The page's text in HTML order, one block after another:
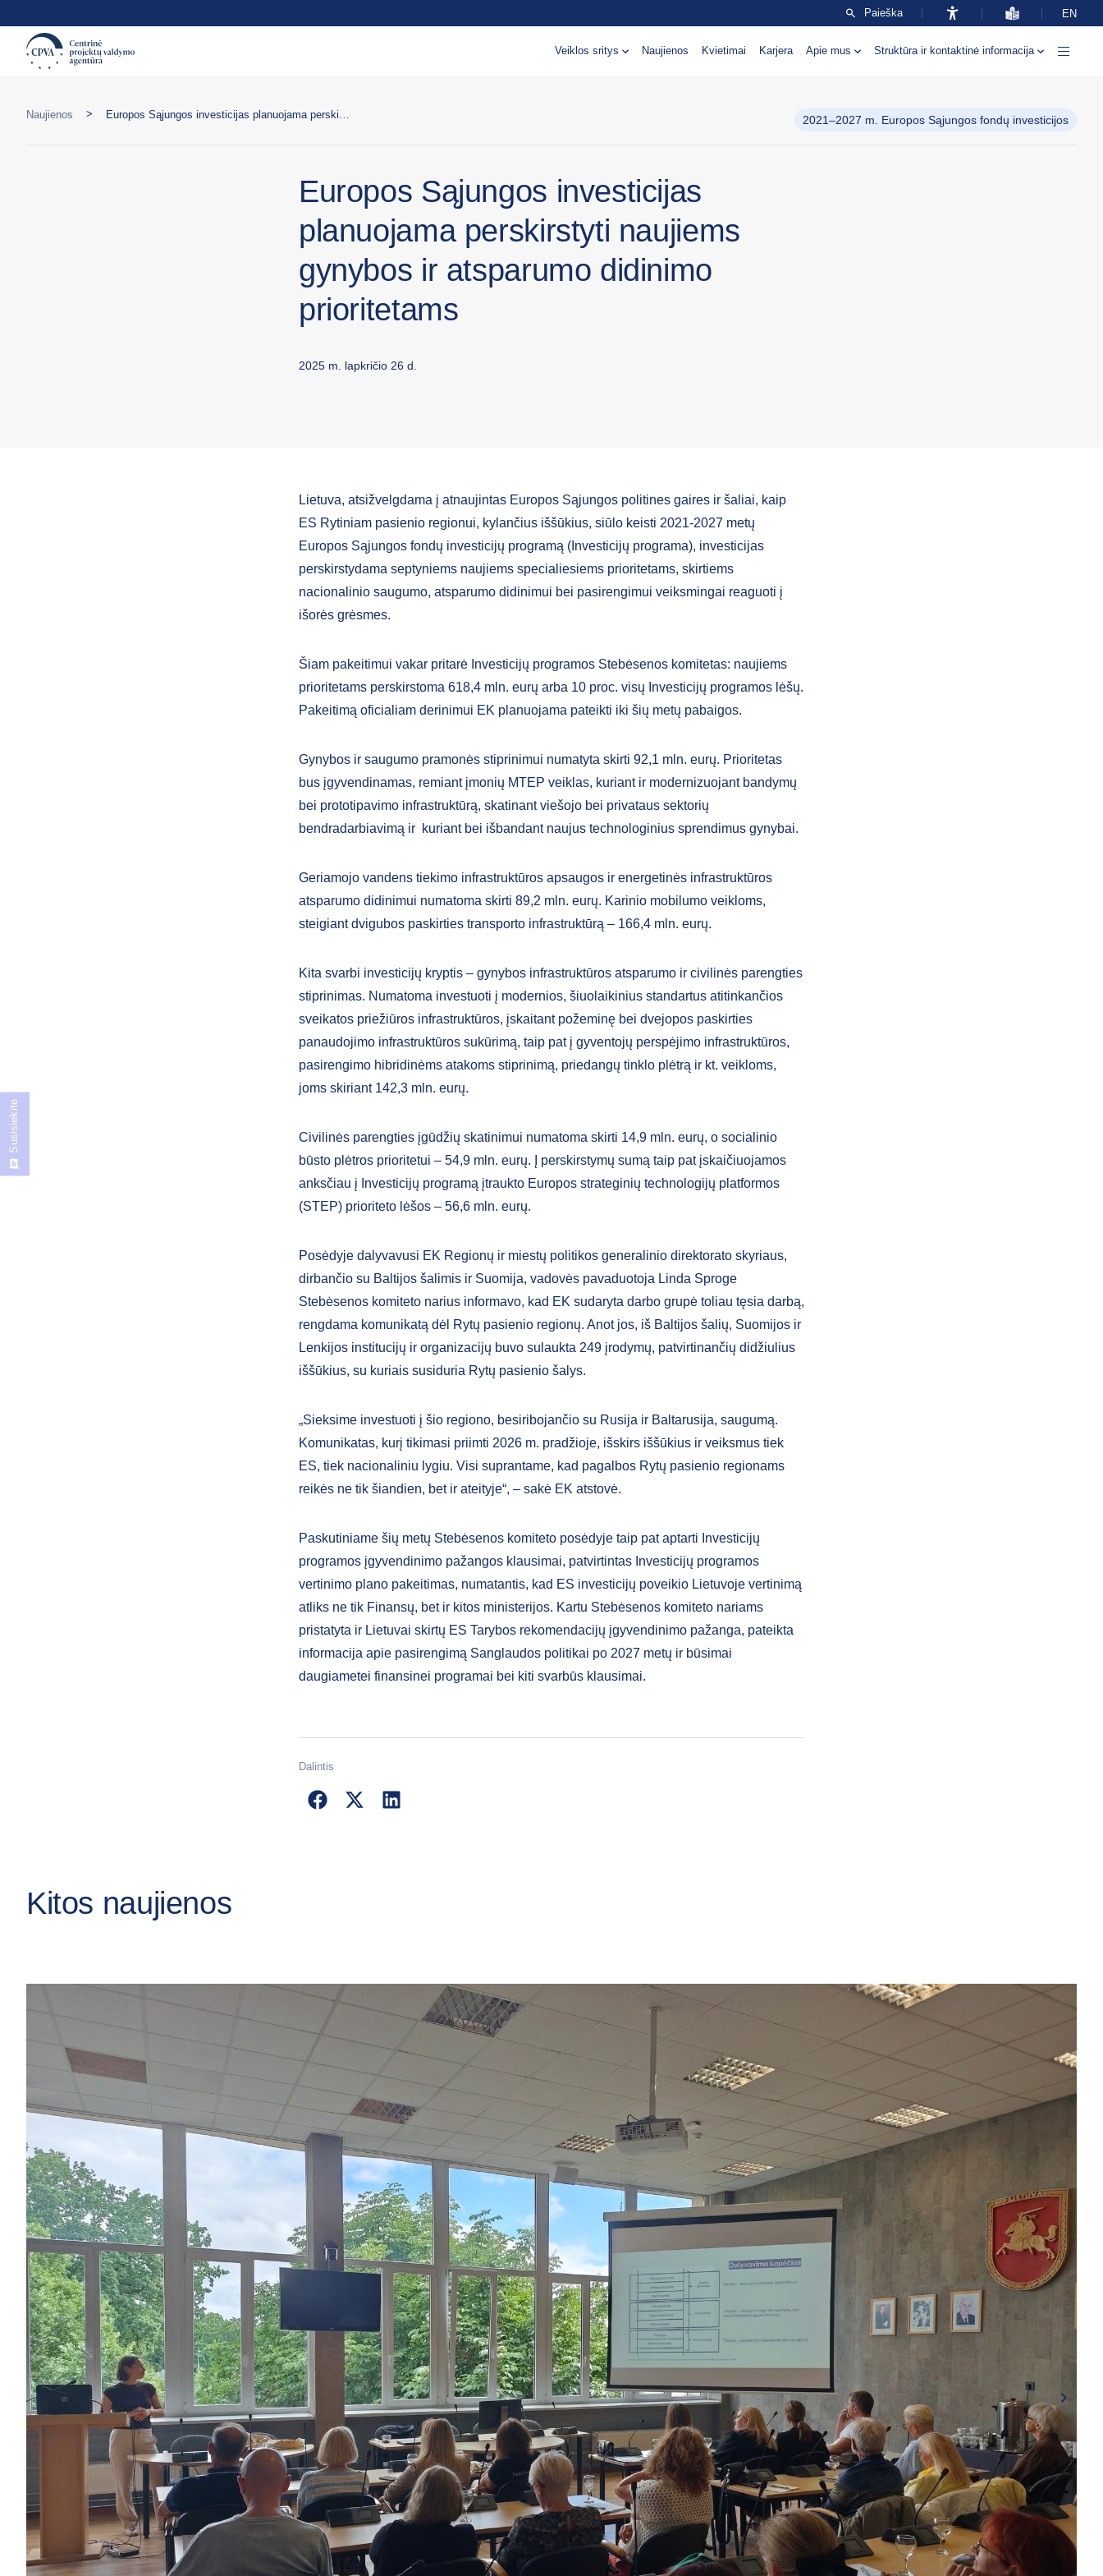
Paieška EN
Veiklos sritys Naujienos Kvietimai Karjera Apie mus Struktūra ir kontaktinė informacija
Naujienos > 2021–2027 m. Europos Sąjungos fondų investicijos
Europos Sąjungos investicijas
planuojama perskirstyti naujiems
gynybos ir atsparumo didinimo
prioritetams
2025 m. lapkričio 26 d.
Lietuva, atsižvelgdama į atnaujintas Europos Sąjungos politines gaires ir šaliai, kaip
ES Rytiniam pasienio regionui, kylančius iššūkius, siūlo keisti 2021-2027 metų
Europos Sąjungos fondų investicijų programą (Investicijų programa), investicijas
perskirstydama septyniems naujiems specialiesiems prioritetams, skirtiems
nacionalinio saugumo, atsparumo didinimui bei pasirengimui veiksmingai reaguoti į
išorės grėsmes.
Šiam pakeitimui vakar pritarė Investicijų programos Stebėsenos komitetas: naujiems
prioritetams perskirstoma 618,4 mln. eurų arba 10 proc. visų Investicijų programos lėšų.
Pakeitimą oficialiam derinimui EK planuojama pateikti iki šių metų pabaigos.
Gynybos ir saugumo pramonės stiprinimui numatyta skirti 92,1 mln. eurų. Prioritetas
bus įgyvendinamas, remiant įmonių MTEP veiklas, kuriant ir modernizuojant bandymų
bei prototipavimo infrastruktūrą, skatinant viešojo bei privataus sektorių
bendradarbiavimą ir kuriant bei išbandant naujus technologinius sprendimus gynybai.
Geriamojo vandens tiekimo infrastruktūros apsaugos ir energetinės infrastruktūros
atsparumo didinimui numatoma skirti 89,2 mln. eurų. Karinio mobilumo veikloms,
steigiant dvigubos paskirties transporto infrastruktūrą – 166,4 mln. eurų.
Kita svarbi investicijų kryptis – gynybos infrastruktūros atsparumo ir civilinės parengties
stiprinimas. Numatoma investuoti į modernios, šiuolaikinius standartus atitinkančios
sveikatos priežiūros infrastruktūros, įskaitant požeminę bei dvejopos paskirties
panaudojimo infrastruktūros sukūrimą, taip pat į gyventojų perspėjimo infrastruktūros,
pasirengimo hibridinėms atakoms stiprinimą, priedangų tinklo plėtrą ir kt. veikloms,
joms skiriant 142,3 mln. eurų.
Civilinės parengties įgūdžių skatinimui numatoma skirti 14,9 mln. eurų, o socialinio
būsto plėtros prioritetui – 54,9 mln. eurų. Į perskirstymų sumą taip pat įskaičiuojamos
anksčiau į Investicijų programą įtraukto Europos strateginių technologijų platformos
(STEP) prioriteto lėšos – 56,6 mln. eurų.
Posėdyje dalyvavusi EK Regionų ir miestų politikos generalinio direktorato skyriaus,
dirbančio su Baltijos šalimis ir Suomija, vadovės pavaduotoja Linda Sproge
Stebėsenos komiteto narius informavo, kad EK sudaryta darbo grupė toliau tęsia darbą,
rengdama komunikatą dėl Rytų pasienio regionų. Anot jos, iš Baltijos šalių, Suomijos ir
Lenkijos institucijų ir organizacijų buvo sulaukta 249 įrodymų, patvirtinančių didžiulius
iššūkius, su kuriais susiduria Rytų pasienio šalys.
„Sieksime investuoti į šio regiono, besiribojančio su Rusija ir Baltarusija, saugumą.
Komunikatas, kurį tikimasi priimti 2026 m. pradžioje, išskirs iššūkius ir veiksmus tiek
ES, tiek nacionaliniu lygiu. Visi suprantame, kad pagalbos Rytų pasienio regionams
reikės ne tik šiandien, bet ir ateityje“, – sakė EK atstovė.
Paskutiniame šių metų Stebėsenos komiteto posėdyje taip pat aptarti Investicijų
programos įgyvendinimo pažangos klausimai, patvirtintas Investicijų programos
vertinimo plano pakeitimas, numatantis, kad ES investicijų poveikio Lietuvoje vertinimą
atliks ne tik Finansų, bet ir kitos ministerijos. Kartu Stebėsenos komiteto nariams
pristatyta ir Lietuvai skirtų ES Tarybos rekomendacijų įgyvendinimo pažanga, pateikta
informacija apie pasirengimą Sanglaudos politikai po 2027 metų ir būsimai
daugiametei finansinei programai bei kiti svarbūs klausimai.
Dalintis
Kitos naujienos
Susisiekite